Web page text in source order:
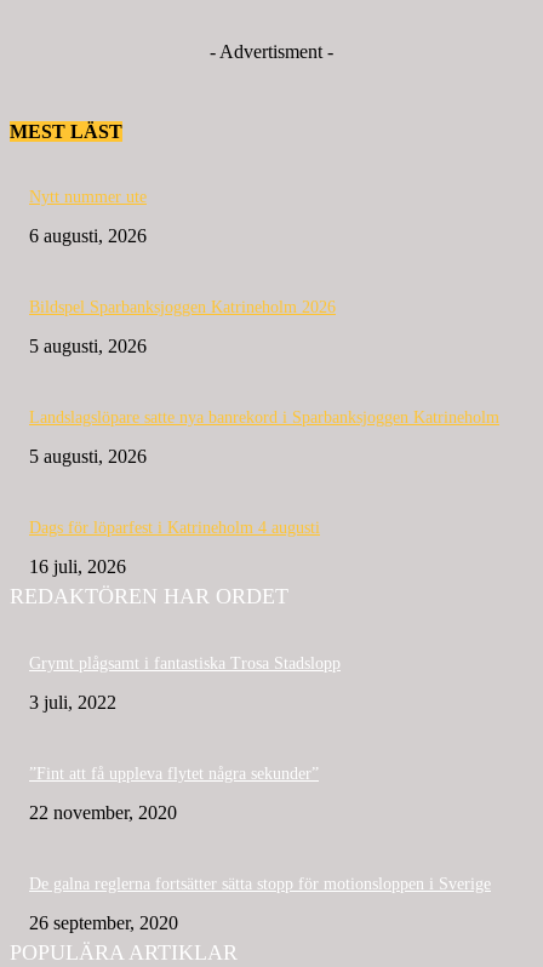
- Advertisment -
MEST LÄST
Nytt nummer ute
6 augusti, 2026
Bildspel Sparbanksjoggen Katrineholm 2026
5 augusti, 2026
Landslagslöpare satte nya banrekord i Sparbanksjoggen Katrineholm
5 augusti, 2026
Dags för löparfest i Katrineholm 4 augusti
16 juli, 2026
REDAKTÖREN HAR ORDET
Grymt plågsamt i fantastiska Trosa Stadslopp
3 juli, 2022
”Fint att få uppleva flytet några sekunder”
22 november, 2020
De galna reglerna fortsätter sätta stopp för motionsloppen i Sverige
26 september, 2020
POPULÄRA ARTIKLAR